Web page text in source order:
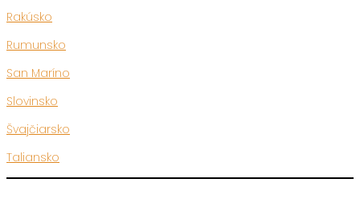
Rakúsko
Rumunsko
San Maríno
Slovinsko
Švajčiarsko
Taliansko